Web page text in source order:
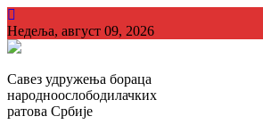
Skip
to
content
Недеља, август 09, 2026
Савез удружења бораца
народноослободилачких
ратова Србије